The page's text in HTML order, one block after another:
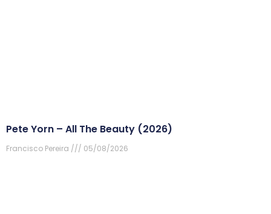
Pete Yorn – All The Beauty (2026)
Francisco Pereira 05/08/2026